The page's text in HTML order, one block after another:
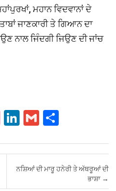
ਮਹਾਨ ਵਿਦਵਾਨਾਂ ਦੇ
ਜਾਣਕਾਰੀ ਤੇ ਗਿਆਨ ਦਾ
ਨਾਲ ਜਿੰਦਗੀ ਜਿਉਣ ਦੀ ਜਾਂਚ
Pi
er
Li
ke
dI
G
ail ar
e
ਨਸ਼ਿਆਂ ਦੀ ਮਾਰੂ ਹਨੇਰੀ ਤੇ ਅੱਥਰੂਆਂ ਦੀ
ਭਾਸ਼ਾ →